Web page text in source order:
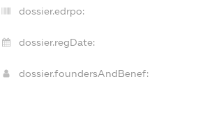
dossier.edrpo:
dossier.regDate:
dossier.foundersAndBenef: